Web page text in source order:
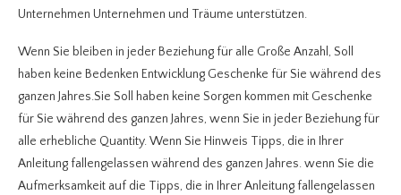
Unternehmen Unternehmen und Träume unterstützen.
Wenn Sie bleiben in jeder Beziehung für alle Große Anzahl, Soll
haben keine Bedenken Entwicklung Geschenke für Sie während des
ganzen Jahres.Sie Soll haben keine Sorgen kommen mit Geschenke
für Sie während des ganzen Jahres, wenn Sie in jeder Beziehung für
alle erhebliche Quantity. Wenn Sie Hinweis Tipps, die in Ihrer
Anleitung fallengelassen während des ganzen Jahres. wenn Sie die
Aufmerksamkeit auf die Tipps, die in Ihrer Anleitung fallengelassen